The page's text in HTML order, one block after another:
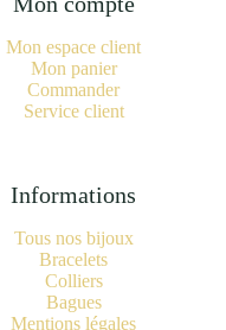
Mon espace client
Mon panier
Commander
Service client
Informations
Tous nos bijoux
Bracelets
Colliers
Bagues
Mentions légales